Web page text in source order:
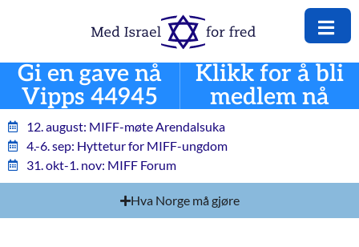
Gi en gave nå
Vipps 44945
Klikk for å bli
medlem nå
12. august: MIFF-møte Arendalsuka
4.-6. sep: Hyttetur for MIFF-ungdom
31. okt-1. nov: MIFF Forum
Hva Norge må gjøre